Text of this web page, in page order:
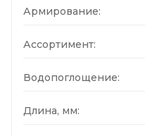
Армирование:
Ассортимент:
Водопоглощение:
Длина, мм: